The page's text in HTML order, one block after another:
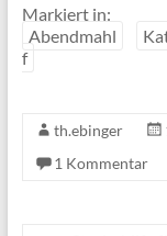
Markiert in:
Abendmahl
f
th.ebinger
1 Kommentar